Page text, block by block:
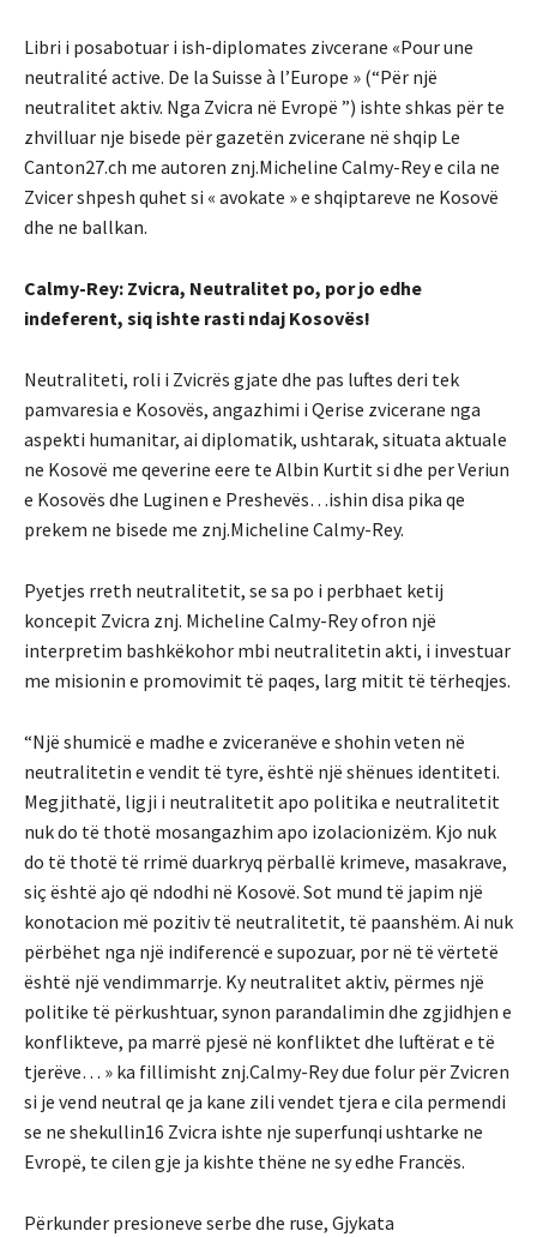
Libri i posabotuar i ish-diplomates zivcerane «Pour une
neutralité active. De la Suisse à l’Europe » (“Për një
neutralitet aktiv. Nga Zvicra në Evropë ”) ishte shkas për te
zhvilluar nje bisede për gazetën zvicerane në shqip Le
Canton27.ch me autoren znj.Micheline Calmy-Rey e cila ne
Zvicer shpesh quhet si « avokate » e shqiptareve ne Kosovë
dhe ne ballkan.
Calmy-Rey: Zvicra, Neutralitet po, por jo edhe
indeferent, siq ishte rasti ndaj Kosovës!
Neutraliteti, roli i Zvicrës gjate dhe pas luftes deri tek
pamvaresia e Kosovës, angazhimi i Qerise zvicerane nga
aspekti humanitar, ai diplomatik, ushtarak, situata aktuale
ne Kosovë me qeverine eere te Albin Kurtit si dhe per Veriun
e Kosovës dhe Luginen e Preshevës…ishin disa pika qe
prekem ne bisede me znj.Micheline Calmy-Rey.
Pyetjes rreth neutralitetit, se sa po i perbhaet ketij
koncepit Zvicra znj. Micheline Calmy-Rey ofron një
interpretim bashkëkohor mbi neutralitetin akti, i investuar
me misionin e promovimit të paqes, larg mitit të tërheqjes.
“Një shumicë e madhe e zviceranëve e shohin veten në
neutralitetin e vendit të tyre, është një shënues identiteti.
Megjithatë, ligji i neutralitetit apo politika e neutralitetit
nuk do të thotë mosangazhim apo izolacionizëm. Kjo nuk
do të thotë të rrimë duarkryq përballë krimeve, masakrave,
siç është ajo që ndodhi në Kosovë. Sot mund të japim një
konotacion më pozitiv të neutralitetit, të paanshëm. Ai nuk
përbëhet nga një indiferencë e supozuar, por në të vërtetë
është një vendimmarrje. Ky neutralitet aktiv, përmes një
politike të përkushtuar, synon parandalimin dhe zgjidhjen e
konflikteve, pa marrë pjesë në konfliktet dhe luftërat e të
tjerëve… » ka fillimisht znj.Calmy-Rey due folur për Zvicren
si je vend neutral qe ja kane zili vendet tjera e cila permendi
se ne shekullin16 Zvicra ishte nje superfunqi ushtarke ne
Evropë, te cilen gje ja kishte thëne ne sy edhe Francës.
Përkunder presioneve serbe dhe ruse, Gjykata